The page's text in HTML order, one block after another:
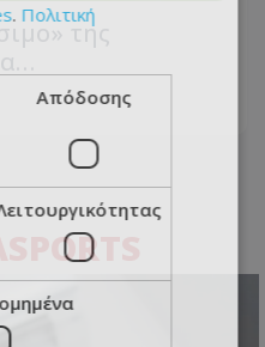
της
. Πολιτική
Απόδοσης